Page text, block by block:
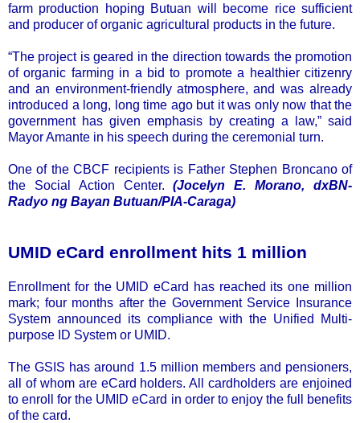
farm production hoping Butuan will become rice sufficient
and producer of organic agricultural products in the future.
“The project is geared in the direction towards the promotion
of organic farming in a bid to promote a healthier citizenry
and an environment-friendly atmosphere, and was already
introduced a long, long time ago but it was only now that the
government has given emphasis by creating a law,” said
Mayor Amante in his speech during the ceremonial turn.
One of the CBCF recipients is Father Stephen Broncano of
the Social Action Center.(Jocelyn E. Morano, dxBN-
Radyo ng Bayan Butuan/PIA-Caraga)
UMID eCard enrollment hits 1 million
Enrollment for the UMID eCard has reached its one million
mark; four months after the Government Service Insurance
System announced its compliance with the Unified Multi-
purpose ID System or UMID.
The GSIS has around 1.5 million members and pensioners,
all of whom are eCard holders. All cardholders are enjoined
to enroll for the UMID eCard in order to enjoy the full benefits
of the card.